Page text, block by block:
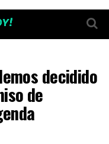
decidido
de